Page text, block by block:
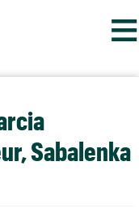
≡
Sabalenka